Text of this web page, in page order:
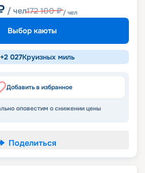
/ чел172 100₽/ чел
Выбор каюты
+2 027Круизных миль
Добавить в избранное
оповестим о снижении цены
Поделиться